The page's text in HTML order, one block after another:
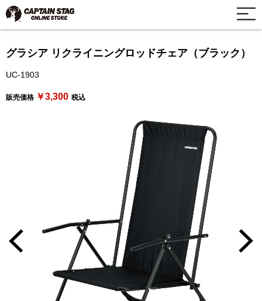
グラシア リクライニングロッドチェア（ブラック）
UC-1903
販売価格 ￥3,300 税込